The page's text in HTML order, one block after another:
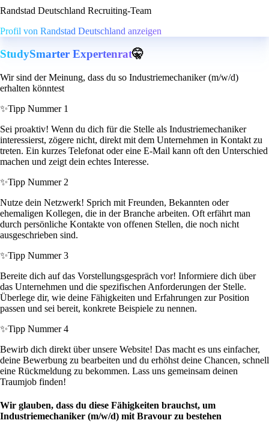
Randstad Deutschland Recruiting-Team
Profil von Randstad Deutschland anzeigen
StudySmarter Expertenrat🤫
Wir sind der Meinung, dass du so Industriemechaniker (m/w/d)
erhalten könntest
✨Tipp Nummer 1
Sei proaktiv! Wenn du dich für die Stelle als Industriemechaniker
interessierst, zögere nicht, direkt mit dem Unternehmen in Kontakt zu
treten. Ein kurzes Telefonat oder eine E-Mail kann oft den Unterschied
machen und zeigt dein echtes Interesse.
✨Tipp Nummer 2
Nutze dein Netzwerk! Sprich mit Freunden, Bekannten oder
ehemaligen Kollegen, die in der Branche arbeiten. Oft erfährt man
durch persönliche Kontakte von offenen Stellen, die noch nicht
ausgeschrieben sind.
✨Tipp Nummer 3
Bereite dich auf das Vorstellungsgespräch vor! Informiere dich über
das Unternehmen und die spezifischen Anforderungen der Stelle.
Überlege dir, wie deine Fähigkeiten und Erfahrungen zur Position
passen und sei bereit, konkrete Beispiele zu nennen.
✨Tipp Nummer 4
Bewirb dich direkt über unsere Website! Das macht es uns einfacher,
deine Bewerbung zu bearbeiten und du erhöhst deine Chancen, schnell
eine Rückmeldung zu bekommen. Lass uns gemeinsam deinen
Traumjob finden!
Wir glauben, dass du diese Fähigkeiten brauchst, um
Industriemechaniker (m/w/d) mit Bravour zu bestehen